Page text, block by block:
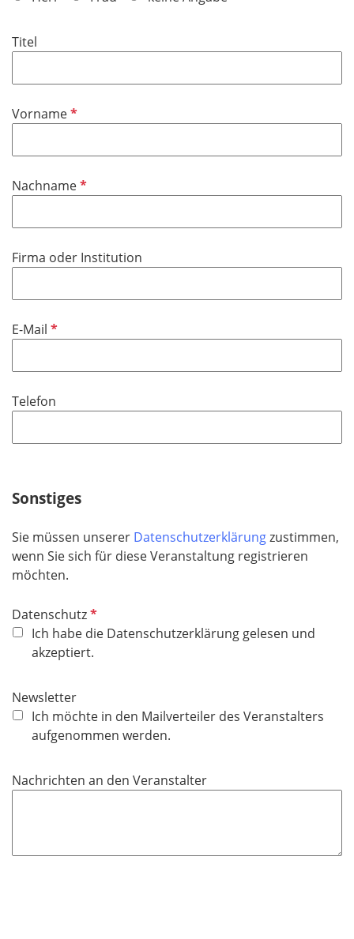
c
f
e
Titel
VornameP
c
t
e
d
NachnameP
c
t
e
d
Firma oder Institution
E-Mail P
c
t
l
Telefon
Sonstiges
Sie müssen unserer Datenschutzerklärungzustimmen,
wenn Sie sich für diese Veranstaltung registrieren
möchten.
DatenschutzP
f
l
h
l
Ich habe die Datenschutzerklärung gelesen und
akzeptiert.
Newsletter
Ich möchte in den Mailverteiler des Veranstalters
aufgenommen werden.
Nachrichten an den Veranstalter